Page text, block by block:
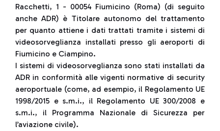
Racchetti, 1 - 00054 Fiumicino (Roma) (di seguito
anche ADR) è Titolare autonomo del trattamento
per quanto attiene i dati trattati tramite i sistemi di
videosorveglianza installati presso gli aeroporti di
Fiumicino e Ciampino.
I sistemi di videosorveglianza sono stati installati da
ADR in conformità alle vigenti normative di security
aeroportuale (come, ad esempio, il Regolamento UE
1998/2015 e s.m.i., il Regolamento UE 300/2008 e
s.m.i., il Programma Nazionale di Sicurezza per
l’aviazione civile).